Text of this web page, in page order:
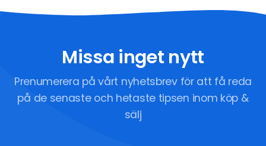
Missa inget nytt
Prenumerera på vårt nyhetsbrev för att få reda
på de senaste och hetaste tipsen inom köp &
sälj